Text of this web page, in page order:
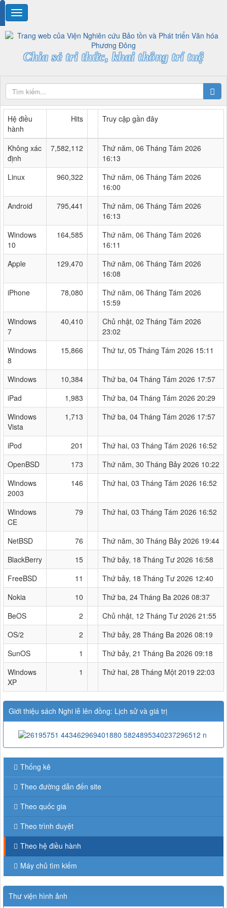
Chia sẻ tri thức, khai thông trí tuệ
Hệ điều
hành
Hits Truy cập gần đây
Không xác
định
7,582,112
Thứ năm, 06 Tháng Tám 2026
16:13
Linux
960,322
Thứ năm, 06 Tháng Tám 2026
16:00
Android
795,441
Thứ năm, 06 Tháng Tám 2026
16:13
Windows
10
164,585
Thứ năm, 06 Tháng Tám 2026
16:11
Apple
129,470
Thứ năm, 06 Tháng Tám 2026
16:08
iPhone
78,080
Thứ năm, 06 Tháng Tám 2026
15:59
Windows
7
40,410
Chủ nhật, 02 Tháng Tám 2026
23:02
Windows
8
15,866 Thứ tư, 05 Tháng Tám 2026 15:11
Windows 10,384
Thứ ba, 04 Tháng Tám 2026 17:57
iPad
1,983
Thứ ba, 04 Tháng Tám 2026 20:29
Windows
Vista
1,713 Thứ ba, 04 Tháng Tám 2026 17:57
iPod 201
Thứ hai, 03 Tháng Tám 2026 16:52
OpenBSD
173
Thứ năm, 30 Tháng Bảy 2026 10:22
Windows
2003
146 Thứ hai, 03 Tháng Tám 2026 16:52
Windows
CE
79 Thứ hai, 03 Tháng Tám 2026 16:52
NetBSD 76
Thứ năm, 30 Tháng Bảy 2026 19:44
BlackBerry
15
Thứ bảy, 18 Tháng Tư 2026 16:58
FreeBSD
11
Thứ bảy, 18 Tháng Tư 2026 12:40
Nokia
10
Thứ ba, 24 Tháng Ba 2026 08:37
BeOS
2
Chủ nhật, 12 Tháng Tư 2026 21:55
OS/2
2
Thứ bảy, 28 Tháng Ba 2026 08:19
SunOS
1
Thứ bảy, 21 Tháng Ba 2026 09:18
Windows
XP
1 Thứ hai, 28 Tháng Một 2019 22:03
Giới thiệu sách Nghi lễ lên đồng: Lịch sử và giá trị
Thống kê
Theo đường dẫn đến site
Theo quốc gia
Theo trình duyệt
Theo hệ điều hành
Máy chủ tìm kiếm
Thư viện hình ảnh